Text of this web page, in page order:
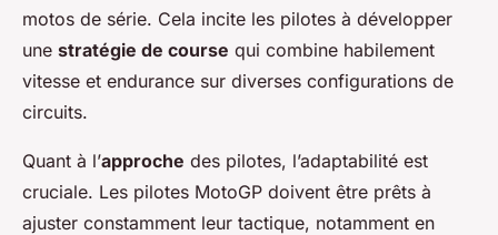
motos de série. Cela incite les pilotes à développer
une stratégie de course qui combine habilement
vitesse et endurance sur diverses configurations de
circuits.
Quant à l’approche des pilotes, l’adaptabilité est
cruciale. Les pilotes MotoGP doivent être prêts à
ajuster constamment leur tactique, notamment en